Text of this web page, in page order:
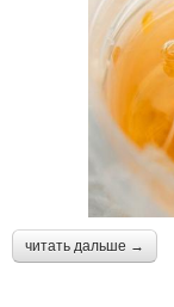
читать дальше →